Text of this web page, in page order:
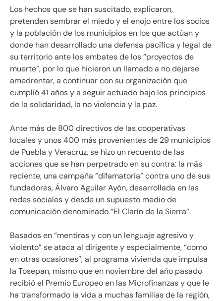
Los hechos que se han suscitado, explicaron,
pretenden sembrar el miedo y el enojo entre los socios
y la población de los municipios en los que actúan y
donde han desarrollado una defensa pacífica y legal de
su territorio ante los embates de los “proyectos de
muerte”, por lo que hicieron un llamado a no dejarse
amedrentar, a continuar con su organización que
cumplió 41 años y a seguir actuado bajo los principios
de la solidaridad, la no violencia y la paz.
Ante más de 800 directivos de las cooperativas
locales y unos 400 más provenientes de 29 municipios
de Puebla y Veracruz, se hizo un recuento de las
acciones que se han perpetrado en su contra: la más
reciente, una campaña “difamatoria” contra uno de sus
fundadores, Álvaro Aguilar Ayón, desarrollada en las
redes sociales y desde un supuesto medio de
comunicación denominado “El Clarín de la Sierra”.
Basados en “mentiras y con un lenguaje agresivo y
violento” se ataca al dirigente y especialmente, “como
en otras ocasiones”, al programa vivienda que impulsa
la Tosepan, mismo que en noviembre del año pasado
recibió el Premio Europeo en las Microfinanzas y que le
ha transformado la vida a muchas familias de la región,